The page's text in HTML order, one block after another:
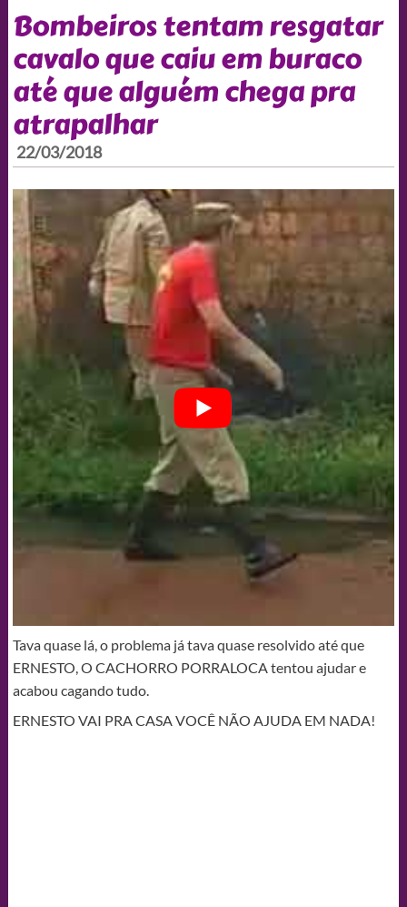
Bombeiros tentam resgatar
cavalo que caiu em buraco
até que alguém chega pra
atrapalhar
22/03/2018
Tava quase lá, o problema já tava quase resolvido até que
ERNESTO, O CACHORRO PORRALOCA tentou ajudar e
acabou cagando tudo.
ERNESTO VAI PRA CASA VOCÊ NÃO AJUDA EM NADA!